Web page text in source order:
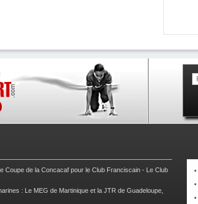
Coupe de la Concacaf pour le Club Franciscain - Le Club
: Le MEG de Martinique et la JTR de Guadeloupe,